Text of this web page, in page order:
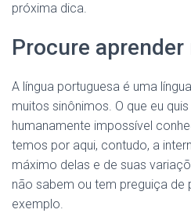
próxima dica.
Procure
A língua portuguesa é uma
muitos sinônimos. O que eu
humanamente impossível
temos por aqui, contudo, a
máximo delas e de suas
não sabem ou tem preguiça de
exemplo.